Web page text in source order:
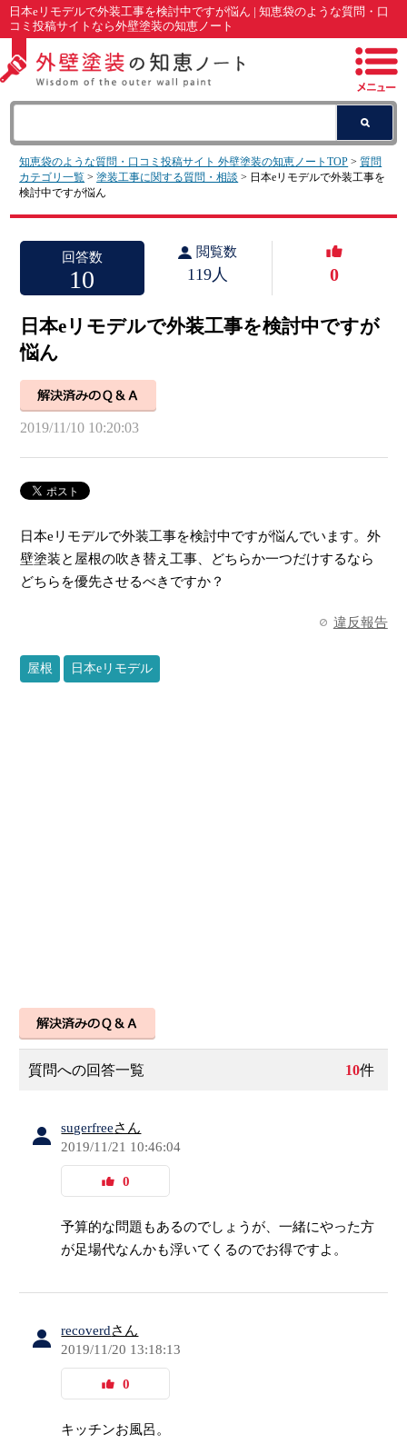
日本eリモデルで外装工事を検討中ですが悩ん | 知恵袋のような質問・口
コミ投稿サイトなら外壁塗装の知恵ノート
知恵袋のような質問・口コミ投稿サイト 外壁塗装の知恵ノートTOP >質問
カテゴリ一覧 >塗装工事に関する質問・相談 > 日本eリモデルで外装工事を
検討中ですが悩ん
回答数
10
閲覧数
119人 0
日本eリモデルで外装工事を検討中ですが
悩ん
2019/11/10 10:20:03
日本eリモデルで外装工事を検討中ですが悩んでいます。外
壁塗装と屋根の吹き替え工事、どちらか一つだけするなら
どちらを優先させるべきですか？
違反報告
屋根 日本eリモデル
質問への回答一覧 10件
sugerfreeさん
2019/11/21 10:46:04
0
予算的な問題もあるのでしょうが、一緒にやった方
が足場代なんかも浮いてくるのでお得ですよ。
recoverdさん
2019/11/20 13:18:13
0
キッチンお風呂。